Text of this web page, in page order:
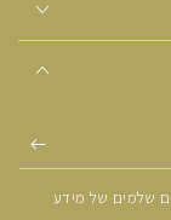
וחיים שלמים של מידע